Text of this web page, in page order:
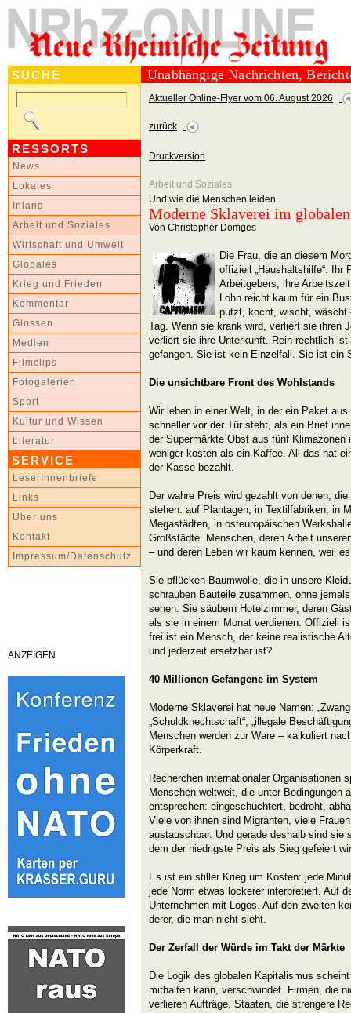
SUCHE
RESSORTS
News
Lokales
Inland
Arbeit und Soziales
Wirtschaft und Umwelt
Globales
Krieg und Frieden
Kommentar
Glossen
Medien
Filmclips
Fotogalerien
Sport
Kultur und Wissen
Literatur
SERVICE
LeserInnenbriefe
Links
Über uns
Kontakt
Impressum/Datenschutz
ANZEIGEN
Unabhängige Nachrichten,
Aktueller Online-Flyer vom 06. August 2026
zurück
Druckversion
Arbeit und Soziales
Und wie die Menschen leiden
Moderne Sklaverei im
Von Christopher Dömges
Die Frau, die an diesem
offiziell „Haushaltshilfe“. Ihr
Arbeitgebers, ihre
Lohn reicht kaum für ein
putzt, kocht, wischt, wäscht
Tag. Wenn sie krank wird, verliert sie ihren
verliert sie ihre Unterkunft. Rein rechtlich
gefangen. Sie ist kein Einzelfall. Sie ist ein
Die unsichtbare Front des Wohlstands
Wir leben in einer Welt, in der ein Paket
schneller vor der Tür steht, als ein Brief
der Supermärkte Obst aus fünf Klimazonen
weniger kosten als ein Kaffee. All das hat
der Kasse bezahlt.
Der wahre Preis wird gezahlt von denen,
stehen: auf Plantagen, in Textilfabriken, in
Megastädten, in osteuropäischen
Großstädte. Menschen, deren Arbeit
– und deren Leben wir kaum kennen, weil
Sie pflücken Baumwolle, die in unsere
schrauben Bauteile zusammen, ohne
sehen. Sie säubern Hotelzimmer, deren
als sie in einem Monat verdienen. Offiziell
frei ist ein Mensch, der keine realistische
und jederzeit ersetzbar ist?
40 Millionen Gefangene im System
Moderne Sklaverei hat neue Namen:
„Schuldknechtschaft“, „illegale
Menschen werden zur Ware – kalkuliert
Körperkraft.
Recherchen internationaler Organisationen
Menschen weltweit, die unter Bedingungen
entsprechen: eingeschüchtert, bedroht,
Viele von ihnen sind Migranten, viele
austauschbar. Und gerade deshalb sind
dem der niedrigste Preis als Sieg gefeiert
Es ist ein stiller Krieg um Kosten: jede
jede Norm etwas lockerer interpretiert. Auf
Unternehmen mit Logos. Auf den zweiten
derer, die man nicht sieht.
Der Zerfall der Würde im Takt der Märkte
Die Logik des globalen Kapitalismus
mithalten kann, verschwindet. Firmen, die
verlieren Aufträge. Staaten, die strengere